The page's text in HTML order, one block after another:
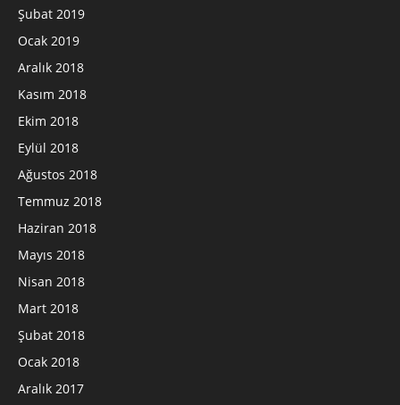
Şubat 2019
Ocak 2019
Aralık 2018
Kasım 2018
Ekim 2018
Eylül 2018
Ağustos 2018
Temmuz 2018
Haziran 2018
Mayıs 2018
Nisan 2018
Mart 2018
Şubat 2018
Ocak 2018
Aralık 2017